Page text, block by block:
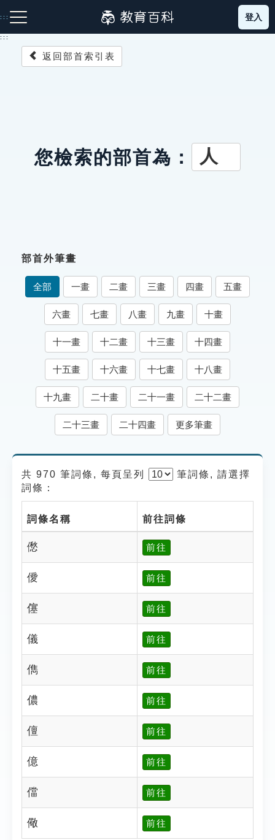
到
主
:::
成語故事
索引選單
知識索引
單字索引
生命大百科索引
遊戲專區
貓頭鷹博士
登入
:::
返回部首索引表
您檢索的部首為： 人
部首外筆畫
全部 一畫 二畫 三畫 四畫 五畫
六畫 七畫 八畫 九畫 十畫
十一畫 十二畫 十三畫 十四畫
十五畫 十六畫 十七畫 十八畫
十九畫 二十畫 二十一畫 二十二畫
二十三畫 二十四畫 更多筆畫
共 970 筆詞條, 每頁呈列 筆詞條, 請選擇
詞條：
詞條名稱 前往詞條
僽 前往
僾 前往
僿 前往
儀 前往
儁 前往
儂 前往
儃 前往
億 前往
儅 前往
儆 前往